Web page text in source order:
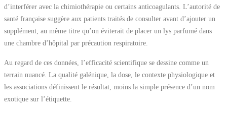
d’interférer avec la chimiothérapie ou certains anticoagulants. L’autorité de
santé française suggère aux patients traités de consulter avant d’ajouter un
supplément, au même titre qu’on éviterait de placer un lys parfumé dans
une chambre d’hôpital par précaution respiratoire.
Au regard de ces données, l’efficacité scientifique se dessine comme un
terrain nuancé. La qualité galénique, la dose, le contexte physiologique et
les associations définissent le résultat, moins la simple présence d’un nom
exotique sur l’étiquette.